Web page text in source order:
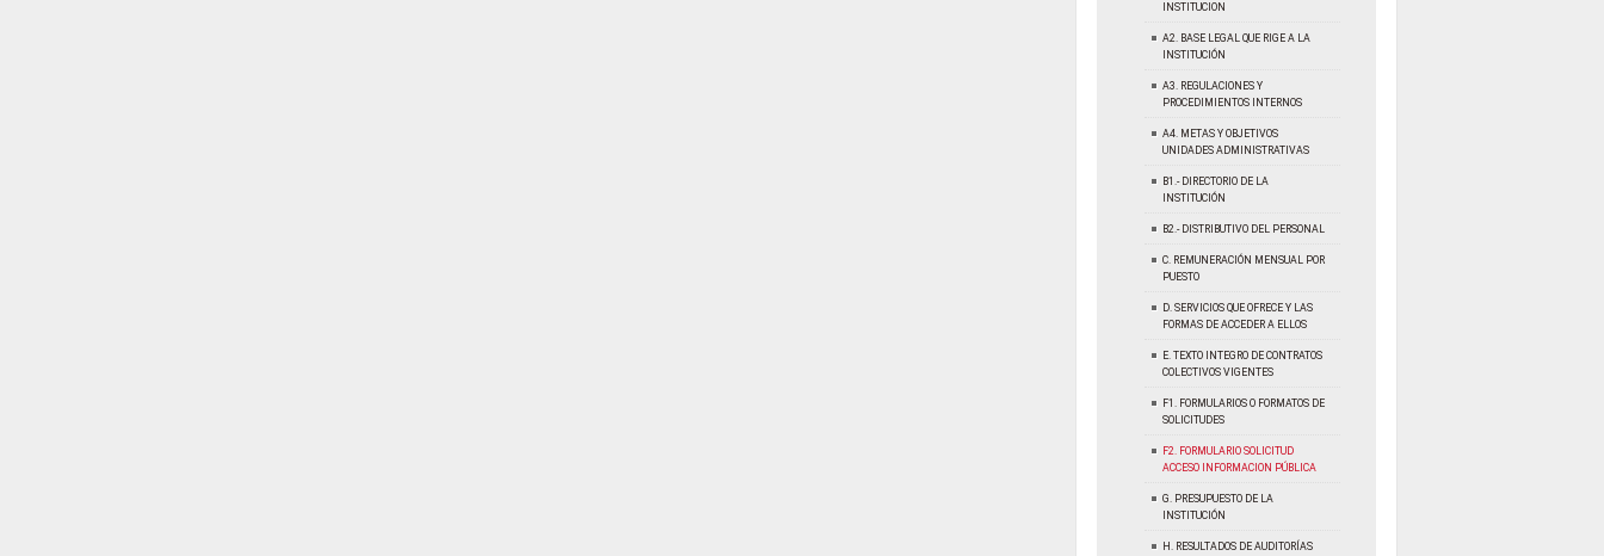
INSTITUCION
A2. BASE LEGAL QUE RIGE A LA
INSTITUCIÓN
A3. REGULACIONES Y
PROCEDIMIENTOS INTERNOS
A4. METAS Y OBJETIVOS
UNIDADES ADMINISTRATIVAS
B1.- DIRECTORIO DE LA
INSTITUCIÓN
B2.- DISTRIBUTIVO DEL PERSONAL
C. REMUNERACIÓN MENSUAL POR
PUESTO
D. SERVICIOS QUE OFRECE Y LAS
FORMAS DE ACCEDER A ELLOS
E. TEXTO INTEGRO DE CONTRATOS
COLECTIVOS VIGENTES
F1. FORMULARIOS O FORMATOS DE
SOLICITUDES
F2. FORMULARIO SOLICITUD
ACCESO INFORMACION PÚBLICA
G. PRESUPUESTO DE LA
INSTITUCIÓN
H. RESULTADOS DE AUDITORÍAS